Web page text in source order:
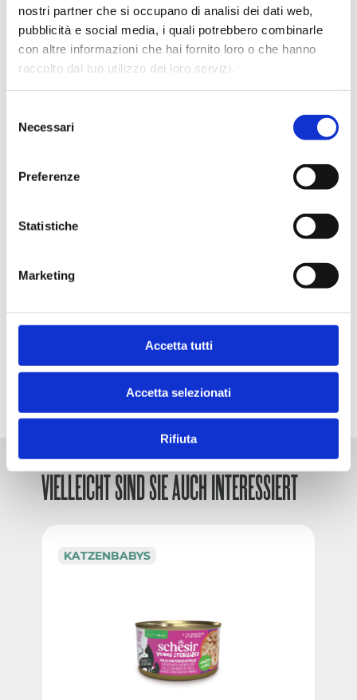
nostri partner che si occupano di analisi dei dati web,
pubblicità e social media, i quali potrebbero combinarle
con altre informazioni che hai fornito loro o che hanno
raccolto dal tuo utilizzo dei loro servizi.
delNecessari
Preferenze
Statistiche
Marketing
Accetta tutti
Accetta selezionati
Rifiuta
Beschreibung
VIELLEICHT SIND SIE AUCH INTERESSIERT
KATZENBABYS